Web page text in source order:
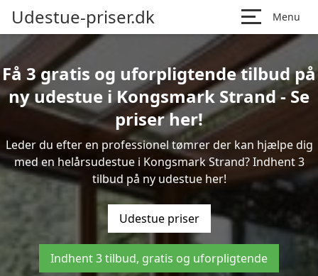
Udestue-priser.dk Menu
Få 3 gratis og uforpligtende tilbud på
ny udestue i Kongsmark Strand - Se
priser her!
Leder du efter en professionel tømrer der kan hjælpe dig
med en helårsudestue i Kongsmark Strand? Indhent 3
tilbud på ny udestue her!
Udestue priser
Indhent 3 tilbud, gratis og uforpligtende